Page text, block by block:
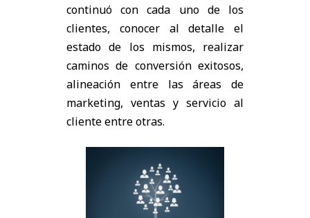
continuó con cada uno de los
clientes, conocer al detalle el
estado de los mismos, realizar
caminos de conversión exitosos,
alineación entre las áreas de
marketing, ventas y servicio al
cliente entre otras.